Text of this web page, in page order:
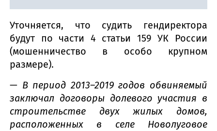
Уточняется, что судить гендиректора
будут по части 4 статьи 159 УК России
(мошенничество в особо крупном
размере).
— В период 2013–2019 годов обвиняемый
заключал договоры долевого участия в
строительстве двух жилых домов,
расположенных в селе Новолуговое